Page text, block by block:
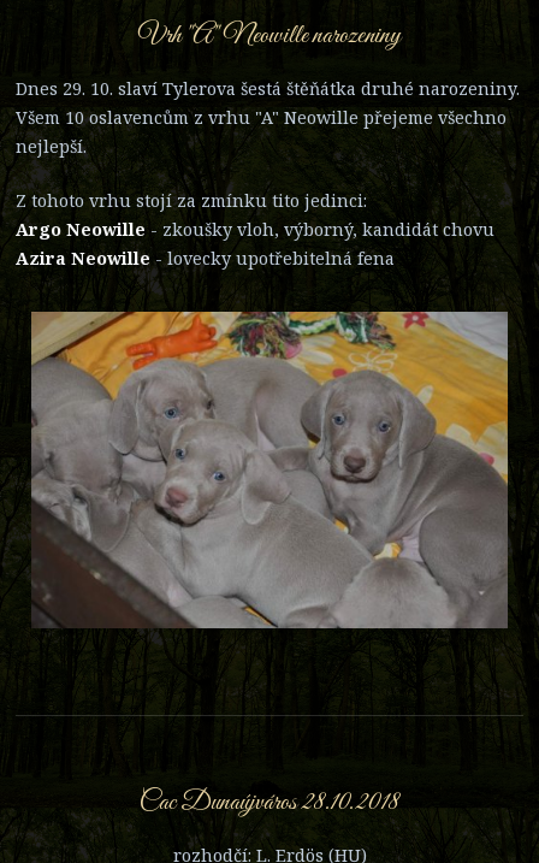
Vrh "A" Neowille narozeniny
Dnes 29. 10. slaví Tylerova šestá štěňátka druhé narozeniny.
Všem 10 oslavencům z vrhu "A" Neowille přejeme všechno
nejlepší.
Z tohoto vrhu stojí za zmínku tito jedinci:
Argo Neowille - zkoušky vloh, výborný, kandidát chovu
Azira Neowille - lovecky upotřebitelná fena
Cac Dunaújváros 28.10.2018
rozhodčí: L. Erdös (HU)